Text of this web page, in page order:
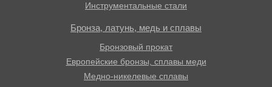
Инструментальные стали
Бронза, латунь, медь и сплавы
Бронзовый прокат
Европейские бронзы, сплавы меди
Медно-никелевые сплавы